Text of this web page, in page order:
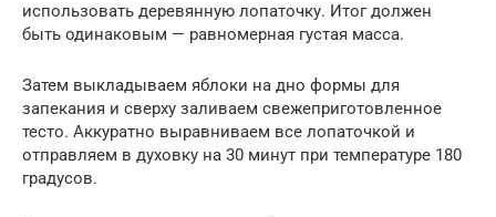
использовать деревянную лопаточку. Итог должен
быть одинаковым — равномерная густая масса.
Затем выкладываем яблоки на дно формы для
запекания и сверху заливаем свежеприготовленное
тесто. Аккуратно выравниваем все лопаточкой и
отправляем в духовку на 30 минут при температуре 180
градусов.